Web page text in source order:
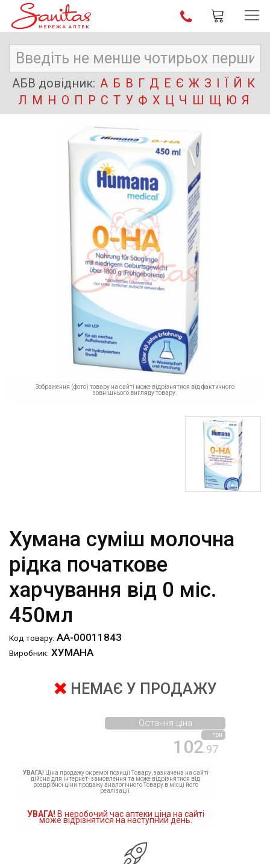
АБВ довідник: А Б В Г Д Е Є Ж З І Ї Й К
Л М Н О П Р С Т У Ф Х Ц Ч Ш Щ Ю Я
Зображення (фото) товару на сайті може відрізнятися від фактичного
зовнішнього вигляду товару.
Хумана суміш молочна
рідка початкове
харчування від 0 міс.
450мл
Код товару: АА-00011843
Виробник: ХУМАНА
НЕМАЄ У ПРОДАЖУ
102.97
грн
Остання ціна
УВАГА! Ціна продажу окремої позиції Товару, зазначена на сайті
дійсна для інтернет- замовлення та може відрізнятися від
роздрібної ціни продажу аналогічного Товару в місці його
реалізації.
УВАГА! В неробочий час аптеки ціна на сайті
може відрізнятися на наступний день.